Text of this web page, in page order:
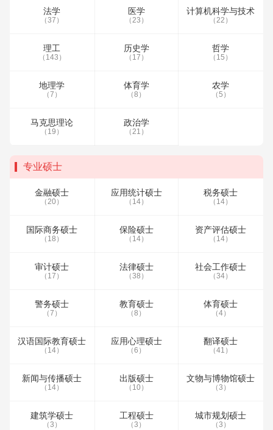
法学
（37）
医学
（23）
计算机科学与技术
（22）
理工
（143）
历史学
（17）
哲学
（15）
地理学
（7）
体育学
（8）
农学
（5）
马克思理论
（19）
政治学
（21）
专业硕士
金融硕士
（20）
应用统计硕士
（14）
税务硕士
（14）
国际商务硕士
（18）
保险硕士
（14）
资产评估硕士
（14）
审计硕士
（17）
法律硕士
（38）
社会工作硕士
（34）
警务硕士
（7）
教育硕士
（8）
体育硕士
（4）
汉语国际教育硕士
（14）
应用心理硕士
（6）
翻译硕士
（41）
新闻与传播硕士
（14）
出版硕士
（10）
文物与博物馆硕士
（3）
建筑学硕士
（3）
工程硕士
（3）
城市规划硕士
（3）